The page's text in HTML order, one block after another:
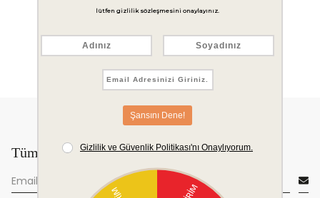
Tüm yeniliklerden önce sen haberdar ol!